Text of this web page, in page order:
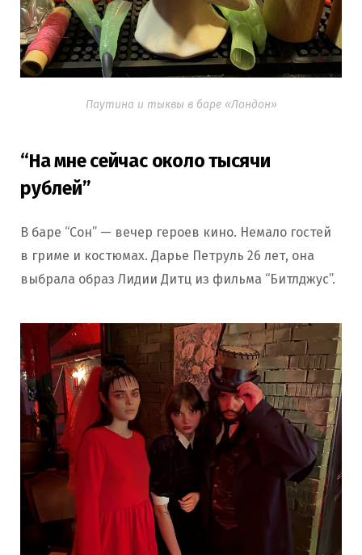
Паутина и тыквы в баре «Лондон»
“На мне сейчас около тысячи
рублей”
В баре “Сон” — вечер героев кино. Немало гостей
в гриме и костюмах. Дарье Петруль 26 лет, она
выбрала образ Лидии Дитц из фильма “Битлджус”.